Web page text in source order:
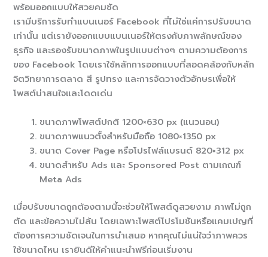
พร้อมออกแบบให้สวยคมชัด
เรามีบริการรับทำแบนเนอร์ Facebook ที่ไม่ใช่แค่การปรับขนาด
เท่านั้น แต่เรายังออกแบบแบนเนอร์ให้ตรงกับภาพลักษณ์ของ
ธุรกิจ และรองรับขนาดภาพในรูปแบบต่างๆ ตามความต้องการ
ของ Facebook โดยเราใช้หลักการออกแบบที่สอดคล้องกับหลัก
จิตวิทยาการตลาด สี รูปทรง และการจัดวางตัวอักษรเพื่อให้
โพสต์น่าสนใจและโดดเด่น
ขนาดภาพโพสต์ปกติ 1200×630 px (แนวนอน)
ขนาดภาพแนวตั้งสำหรับมือถือ 1080×1350 px
ขนาด Cover Page หรือโปรไฟล์แบรนด์ 820×312 px
ขนาดสำหรับ Ads และ Sponsored Post ตามเกณฑ์
Meta Ads
เมื่อปรับขนาดถูกต้องตามนี้จะช่วยให้โพสต์ดูสวยงาม ภาพไม่ถูก
ตัด และข้อความไม่ล้น โดยเฉพาะโพสต์โปรโมชันหรือแคมเปญที่
ต้องการความชัดเจนในการนำเสนอ หากคุณไม่แน่ใจว่าภาพควร
ใช้ขนาดไหน เรายินดีให้คำแนะนำฟรีก่อนเริ่มงาน